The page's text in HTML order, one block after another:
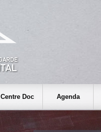
Centre Doc Agenda